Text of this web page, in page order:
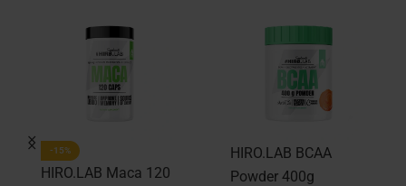
-15%
HIRO.LAB Maca 120
HIRO.LAB BCAA
Powder 400g